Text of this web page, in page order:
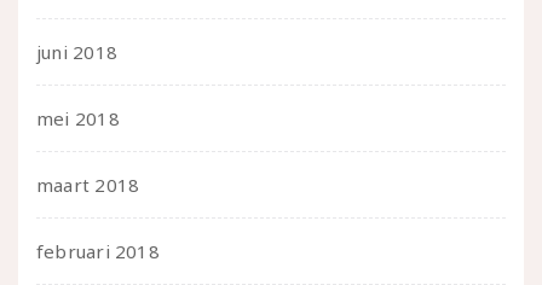
juni 2018
mei 2018
maart 2018
februari 2018